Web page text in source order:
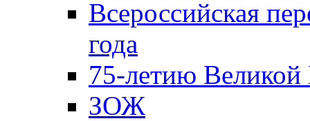
Всероссийская
года
75-летию
ЗОЖ